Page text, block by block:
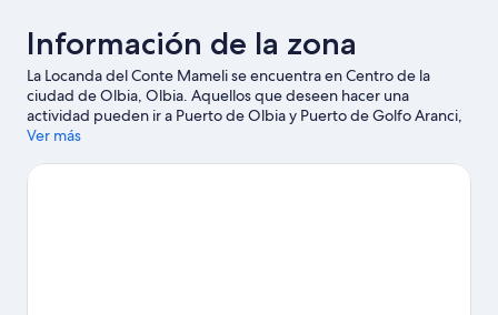
Información de la zona
La Locanda del Conte Mameli se encuentra en Centro de la
ciudad de Olbia, Olbia. Aquellos que deseen hacer una
actividad pueden ir a Puerto de Olbia y Puerto de Golfo Aranci,
mientras que quienes quieran apreciar la belleza natural de la
Visita nuestra guía de Olbia
Ver más